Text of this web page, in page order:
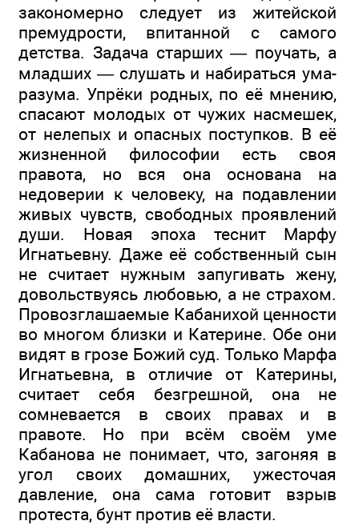
закономерно следует из житейской
премудрости, впитанной с самого
детства. Задача старших — поучать, а
младших — слушать и набираться ума-
разума. Упрёки родных, по её мнению,
спасают молодых от чужих насмешек,
от нелепых и опасных поступков. В её
жизненной философии есть своя
правота, но вся она основана на
недоверии к человеку, на подавлении
живых чувств, свободных проявлений
души. Новая эпоха теснит Марфу
Игнатьевну. Даже её собственный сын
не считает нужным запугивать жену,
довольствуясь любовью, а не страхом.
Провозглашаемые Кабанихой ценности
во многом близки и Катерине. Обе они
видят в грозе Божий суд. Только Марфа
Игнатьевна, в отличие от Катерины,
считает себя безгрешной, она не
сомневается в своих правах и в
правоте. Но при всём своём уме
Кабанова не понимает, что, загоняя в
угол своих домашних, ужесточая
давление, она сама готовит взрыв
протеста, бунт против её власти.